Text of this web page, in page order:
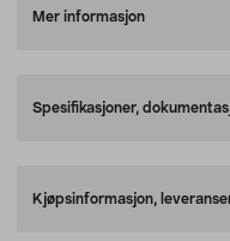
Mer informasjon
Spesifikasjoner,
Kjøpsinformasjon,